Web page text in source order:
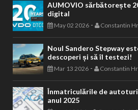
AUMOVIO sărbătorește
digital
May 02 2026 - Constantin
Noul Sandero Stepway
descoperi și să îl testezi!
Mar 13 2026 - Constantin
Înmatriculările de
anul 2025